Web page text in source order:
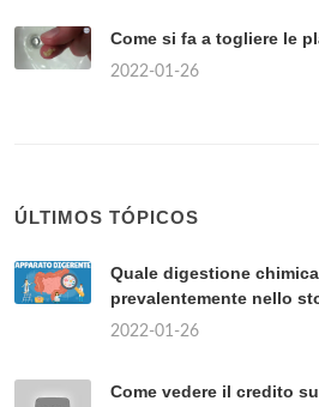
Come si fa a togliere le
2022-01-26
ÚLTIMOS TÓPICOS
Quale digestione
prevalentemente nello
2022-01-26
Come vedere il credito